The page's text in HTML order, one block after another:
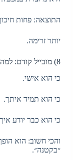
התוצאה: פחות
יותר זרימה.
8) מובייל קודם: למה הטלפון הוא הקזינו הכי משכנע?
כי הוא אישי.
כי הוא תמיד איתך.
כי הוא כבר יודע
והכי חשוב: הוא
״בקטנה״.